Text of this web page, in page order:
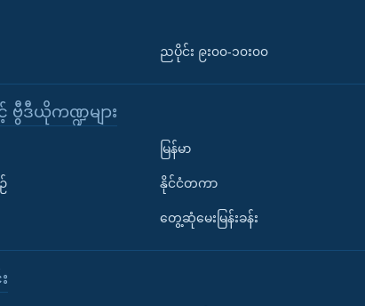
ညပိုင်း ၉း၀၀-၁၀း၀၀
ဒီယိုကဏ္ဍများ
မြန်မာ
နိုင်ငံတကာ
တွေ့ဆုံမေးမြန်းခန်း